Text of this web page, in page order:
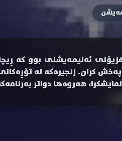
ئەنیمەیشنی بوو کە